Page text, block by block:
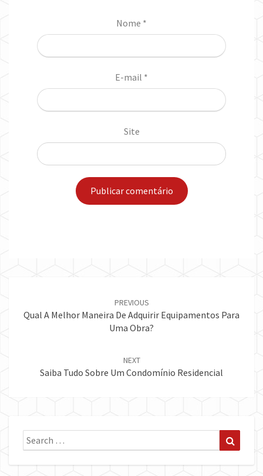
Nome *
E-mail *
Site
PREVIOUS
Qual A Melhor Maneira De Adquirir Equipamentos Para
Uma Obra?
NEXT
Saiba Tudo Sobre Um Condomínio Residencial
Search
for: